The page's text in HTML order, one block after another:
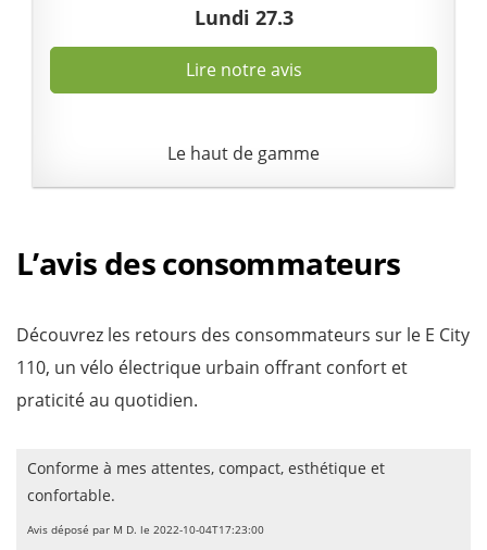
Lundi 27.3
Lire notre avis
Le haut de gamme
L’avis des consommateurs
Découvrez les retours des consommateurs sur le E City
110, un vélo électrique urbain offrant confort et
praticité au quotidien.
Conforme à mes attentes, compact, esthétique et
confortable.
Avis déposé par M D. le 2022-10-04T17:23:00